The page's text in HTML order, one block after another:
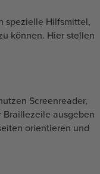
spezielle Hilfsmittel,
können. Hier stellen
Screenreader,
ausgeben
orientieren und